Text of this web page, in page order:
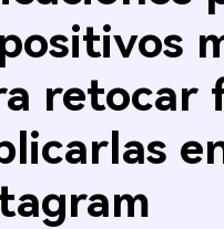
retocar